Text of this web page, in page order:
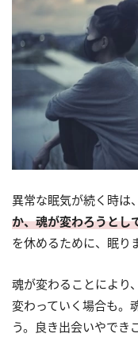
異常な眠気が続く時は、
か、魂が変わろうとし
を休めるために、眠り
魂が変わることにより
変わっていく場合も。
う。良き出会いやでき